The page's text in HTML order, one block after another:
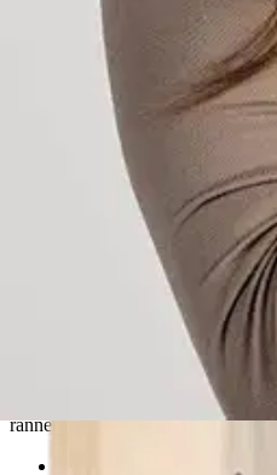
Ei saatavilla
Tuotekuvaus
Rannekkeen materiaali:
pyynnöstä markkinoille tuodut
kiinnittäminen tapahtuu vain
kestämään aikaa sekä katseita.
Rannekkeen aito puu ja mustat
sisältää kaiken tarvittavan.
PARAS KÄYTTÖKOKEMUS
tuotteiden, myös rannekkeiden
rannekkeeltasi enemmän. Tämä